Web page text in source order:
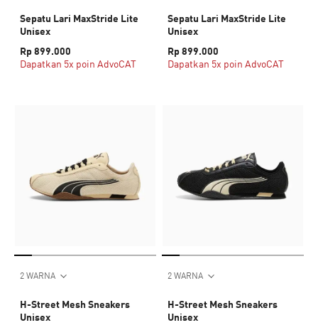
Sepatu Lari MaxStride Lite
Unisex
Rp 899.000
Dapatkan 5x poin AdvoCAT
Sepatu Lari MaxStride Lite
Unisex
Rp 899.000
Dapatkan 5x poin AdvoCAT
2 WARNA
H-Street Mesh Sneakers
Unisex
2 WARNA
H-Street Mesh Sneakers
Unisex